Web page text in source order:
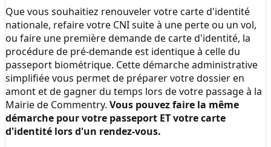
Que vous souhaitiez renouveler votre carte d'identité
nationale, refaire votre CNI suite à une perte ou un vol,
ou faire une première demande de carte d'identité, la
procédure de pré-demande est identique à celle du
passeport biométrique. Cette démarche administrative
simplifiée vous permet de préparer votre dossier en
amont et de gagner du temps lors de votre passage à la
Mairie de Commentry. Vous pouvez faire la même
démarche pour votre passeport ET votre carte
d'identité lors d'un rendez-vous.